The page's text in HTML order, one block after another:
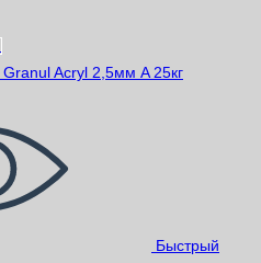
Быстрый